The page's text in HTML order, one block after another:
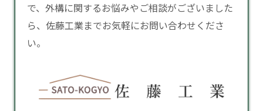
で、外構に関するお悩みやご相談がございました
ら、佐藤工業までお気軽にお問い合わせくださ
い。